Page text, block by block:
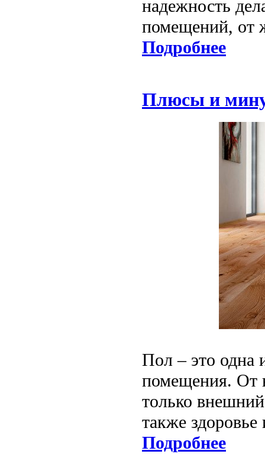
надежность
помещений, от
Подробнее
Плюсы и
Пол – это одна
помещения. От
только
также
Подробнее